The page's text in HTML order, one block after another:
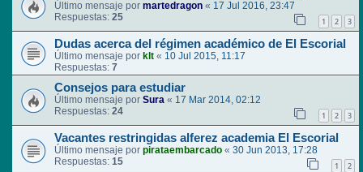
Último mensaje por martedragon « 17 Jul 2016, 23:47
Respuestas: 25 1 2 3
Dudas acerca del régimen académico de El Escorial
Último mensaje por klt « 10 Jul 2015, 11:17
Respuestas: 7
Consejos para estudiar
Último mensaje por Sura « 17 Mar 2014, 02:12
Respuestas: 24 1 2 3
Vacantes restringidas alferez academia El Escorial
Último mensaje por pirataembarcado « 30 Jun 2013, 17:28
Respuestas: 15 1 2